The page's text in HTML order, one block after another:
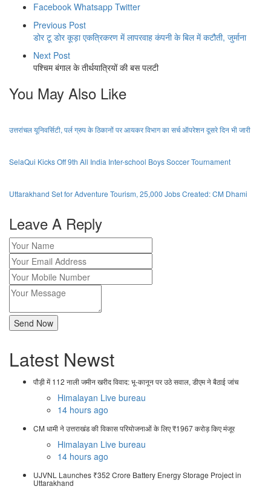
Facebook Whatsapp Twitter
Previous Post
डोर टू डोर कूड़ा एकत्रिकरण में लापरवाह कंपनी के बिल में कटौती, जुर्माना
Next Post
पश्चिम बंगाल के तीर्थयात्रियों की बस पलटी
You May Also Like
उत्तरांचल यूनिवर्सिटी, पर्ल ग्रुप के ठिकानों पर आयकर विभाग का सर्च ऑपरेशन दूसरे दिन भी जारी
SelaQui Kicks Off 9th All India Inter-school Boys Soccer Tournament
Uttarakhand Set for Adventure Tourism, 25,000 Jobs Created: CM Dhami
Leave A Reply
Latest Newst
पौड़ी में 112 नाली जमीन खरीद विवाद: भू-कानून पर उठे सवाल, डीएम ने बैठाई जांच
Himalayan Live bureau
14 hours ago
CM धामी ने उत्तराखंड की विकास परियोजनाओं के लिए ₹1967 करोड़ किए मंजूर
Himalayan Live bureau
14 hours ago
UJVNL Launches ₹352 Crore Battery Energy Storage Project in
Uttarakhand